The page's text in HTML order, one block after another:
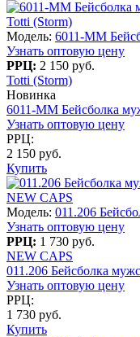
Totti (Storm)
Модель: 6011-MM
Узнать оптовую цену
РРЦ: 2 150 руб.
Totti (Storm)
Новинка
6011-MM Бейсболка
Узнать оптовую цену
РРЦ:
2 150 руб.
Купить
NEW CAPS
Модель: 011.206
Узнать оптовую цену
РРЦ: 1 730 руб.
NEW CAPS
011.206 Бейсболка
Узнать оптовую цену
РРЦ:
1 730 руб.
Купить